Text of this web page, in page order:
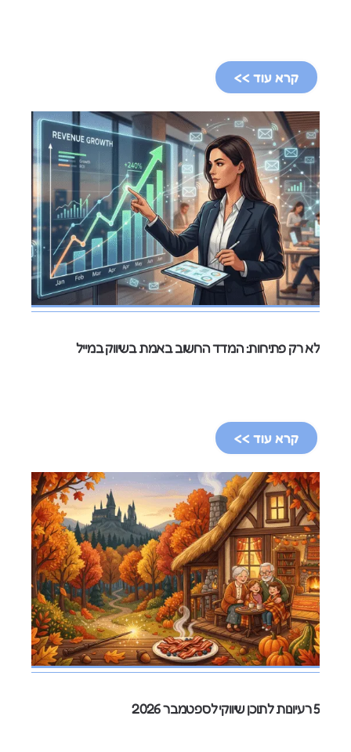
קרא עוד >>
לא רק פתיחות: המדד החשוב באמת בשיווק במייל
קרא עוד >>
5 רעיונות לתוכן שיווקי לספטמבר 2026